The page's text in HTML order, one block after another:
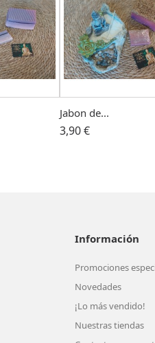
Jabon de...
3,90 €
Información
Promociones
Novedades
¡Lo más vendido!
Nuestras tiendas